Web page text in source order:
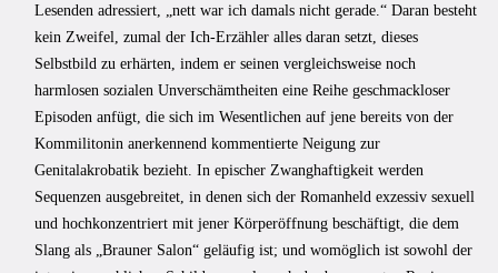
Lesenden adressiert, „nett war ich damals nicht gerade.“ Daran besteht
kein Zweifel, zumal der Ich-Erzähler alles daran setzt, dieses
Selbstbild zu erhärten, indem er seinen vergleichsweise noch
harmlosen sozialen Unverschämtheiten eine Reihe geschmackloser
Episoden anfügt, die sich im Wesentlichen auf jene bereits von der
Kommilitonin anerkennend kommentierte Neigung zur
Genitalakrobatik bezieht. In epischer Zwanghaftigkeit werden
Sequenzen ausgebreitet, in denen sich der Romanheld exzessiv sexuell
und hochkonzentriert mit jener Körperöffnung beschäftigt, die dem
Slang als „Brauner Salon“ geläufig ist; und womöglich ist sowohl der